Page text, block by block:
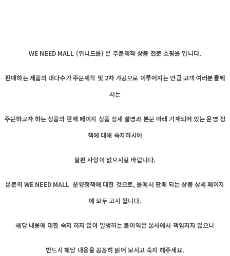
WE NEED MALL (위니드몰) 은 주문제작 상품 전문 쇼핑몰 입니다.
판매하는 제품의 대다수가 주문제작 및 2차 가공으로 이루어지는 만큼 고객 여러분들께
서는
주문하고자 하는 상품의 판매 페이지 상품 상세 설명과 본문 아래 기재되어 있는 운영 정
책에 대해 숙지하시어
불편 사항이 없으시길 바랍니다.
본문의 WE NEED MALL 운영정책에 대한 것으로, 몰에서 판매 되는 상품 상세 페이지
에 모두 고시 됩니다.
해당 내용에 대한 숙지 하지 않아 발생하는 불이익은 본사에서 책임지지 않으니
반드시 해당 내용을 꼼꼼히 읽어 보시고 숙지 해주세요.